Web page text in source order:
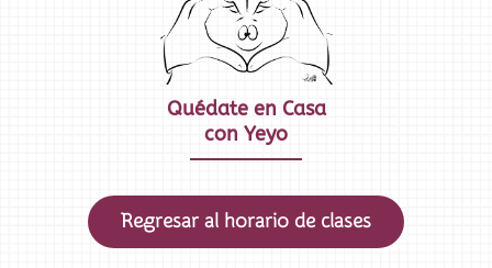
Quédate en Casa
con Yeyo
Regresar al horario de clases